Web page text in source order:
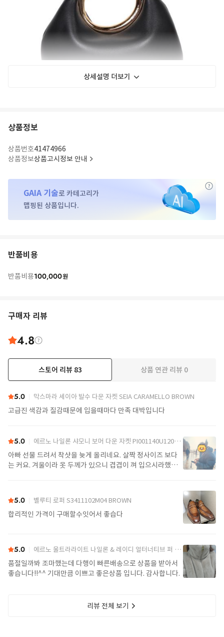
상세설명 더보기
상품정보
상품번호41474966
상품정보상품고시정보 안내
GAIA 기술로 카테고리가
맵핑된 상품입니다.
반품비용
반품비용100,000원
구매자 리뷰
4.8
스토어 리뷰 83 상품 연관 리뷰 0
5.0 막스마라 세이아 발수 다운 자켓 SEIA CARAMELLO BROWN
고급진 색감과 질감때문에 입을때마다 만족 대박입니다
5.0 에르노 나일론 샤모니 보머 다운 자켓 PI001140U12004Z 9389 Black
아빠 선물 드려서 착샷을 늦게 올리네요. 살짝 정사이즈 보다
는 커요. 겨울이라 옷 두께가 있으니 겹겹이 껴 입으시라했어
5.0 벨루티 로퍼 S3411102M04 BROWN
합리적인 가격이 구매할수잇어서 좋습다
5.0 에르노 울트라라이트 나일론 & 레이디 얼터너티브 퍼 케이프 PI002017D 12017Z 1985Chatilly Beige
품절일까봐 조마했는데 다행이 빠른배송으로 상품을 받아서
좋습니다!!^^ 기대만큼 이쁘고 좋은상품 입니다. 감사합니다.
리뷰 전체 보기